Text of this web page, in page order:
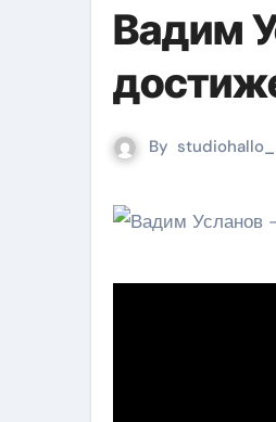
Вадим
By studiohallo_